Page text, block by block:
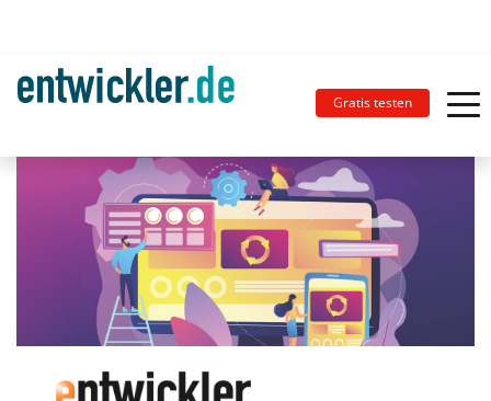
Gratis testen